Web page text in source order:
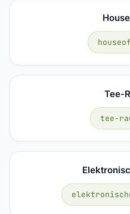
Tee-
tee-